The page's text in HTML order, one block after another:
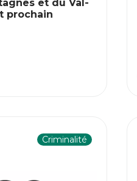
et du Val-
prochain
Criminalité